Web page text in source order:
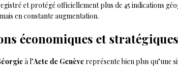
et protégé officiellement plus de 45 indications
en constante augmentation.
économiques et
à l’Acte de Genève représente bien plus qu’une